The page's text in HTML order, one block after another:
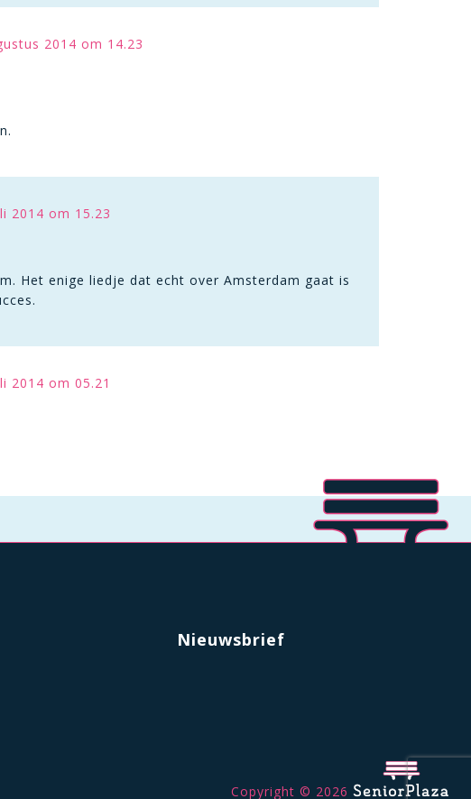
2014 om 14.23
2014 om 15.23
Het enige liedje dat echt over Amsterdam gaat is
2014 om 05.21
Nieuwsbrief
Copyright © 2026